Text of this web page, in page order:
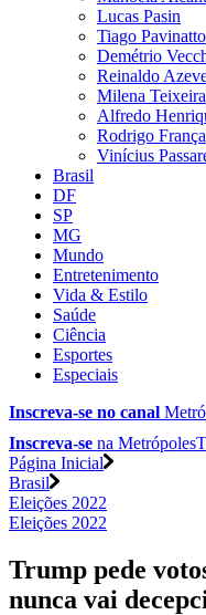
Lucas Pasin
Tiago Pavinatto
Demétrio
Reinaldo
Milena Teixeira
Alfredo
Rodrigo França
Vinícius
Brasil
DF
SP
MG
Mundo
Entretenimento
Vida & Estilo
Saúde
Ciência
Esportes
Especiais
Inscreva-se no canal
Inscreva-se na
Página Inicial
Brasil
Eleições 2022
Eleições 2022
Trump pede
nunca vai